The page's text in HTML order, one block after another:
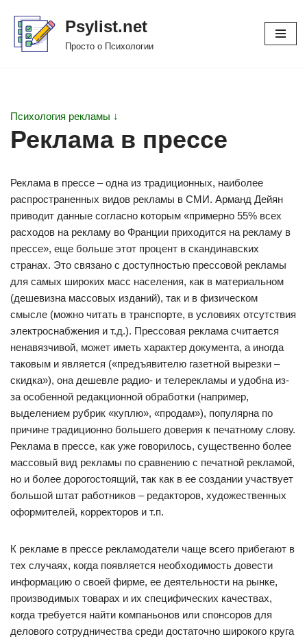
Перейти
Psylist.net
Просто о Психологии
Психология рекламы ↓
Реклама в прессе
Реклама в прессе – одна из традиционных, наиболее
распространенных видов рекламы в СМИ. Арманд Дейян
приводит данные согласно которым «примерно 55% всех
расходов на рекламу во Франции приходится на рекламу в
прессе», еще больше этот процент в скандинавских
странах. Это связано с доступностью прессовой рекламы
для самых широких масс населения, как в материальном
(дешевизна массовых изданий), так и в физическом
смысле (можно читать в транспорте, в условиях отсутствия
электроснабжения и т.д.). Прессовая реклама считается
ненавязчивой, может иметь характер документа, а иногда
таковым и является («предъявителю газетной вырезки –
скидка»), она дешевле радио- и телерекламы и удобна из-
за особенной редакционной обработки (например,
выделением рубрик «куплю», «продам»), популярна по
причине традиционно большего доверия к печатному слову.
Реклама в прессе, как уже говорилось, существенно более
массовый вид рекламы по сравнению с печатной рекламой,
но и более дорогостоящий, так как в ее создании участвует
большой штат работников – редакторов, художественных
оформителей, корректоров и т.п.
К рекламе в прессе рекламодатели чаще всего прибегают в
тех случаях, когда появляется необходимость довести
информацию о своей фирме, ее деятельности на рынке,
производимых товарах и их специфических качествах,
когда требуется найти компаньонов или спонсоров для
делового сотрудничества среди достаточно широкого круга